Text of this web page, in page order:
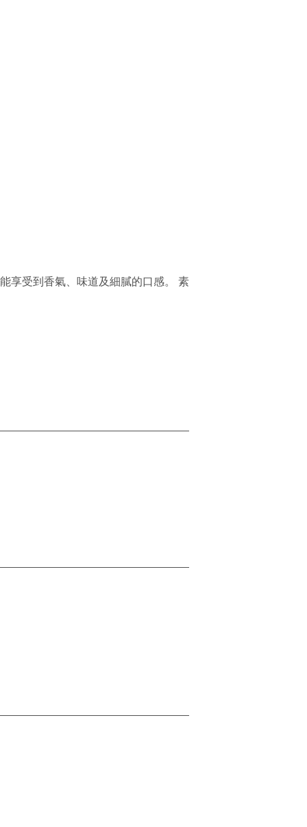
享受到香氣、味道及細膩的口感。 素